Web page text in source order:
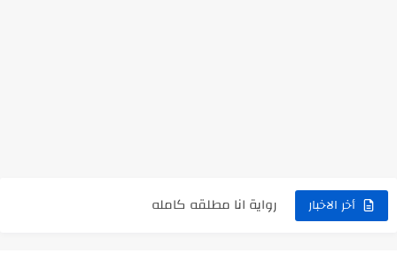
أخر الاخبار
رواية انا مطلقه كامله